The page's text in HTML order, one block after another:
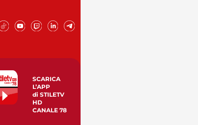
SCARICA
L’APP
di STILETV
HD
CANALE 78